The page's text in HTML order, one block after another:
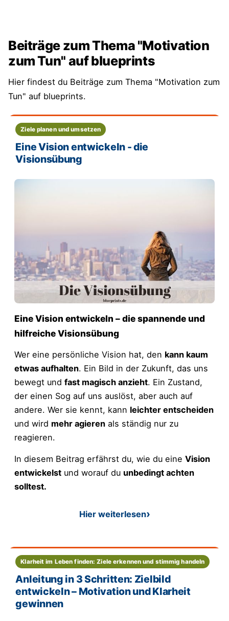
Beiträge zum Thema "Motivation
zum Tun" auf blueprints
Hier findest du Beiträge zum Thema "Motivation zum
Tun" auf blueprints.
Ziele planen und umsetzen
Eine Vision entwickeln - die
Visionsübung
Eine Vision entwickeln – die spannende und
hilfreiche Visionsübung
Wer eine persönliche Vision hat, den kann kaum
etwas aufhalten. Ein Bild in der Zukunft, das uns
bewegt und fast magisch anzieht. Ein Zustand,
der einen Sog auf uns auslöst, aber auch auf
andere. Wer sie kennt, kann leichter entscheiden
und wird mehr agieren als ständig nur zu
reagieren.
In diesem Beitrag erfährst du, wie du eine Vision
entwickelst und worauf du unbedingt achten
solltest.
Hier weiterlesen: Eine Vision entwickeln -
Klarheit im Leben finden: Ziele erkennen und stimmig handeln
Anleitung in 3 Schritten: Zielbild
entwickeln – Motivation und Klarheit
gewinnen